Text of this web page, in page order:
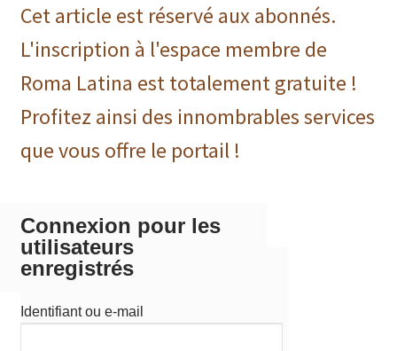
Cet article est réservé aux abonnés.
L'inscription à l'espace membre de
Roma Latina est totalement gratuite !
Profitez ainsi des innombrables services
que vous offre le portail !
Connexion pour les
utilisateurs
enregistrés
Identifiant ou e-mail